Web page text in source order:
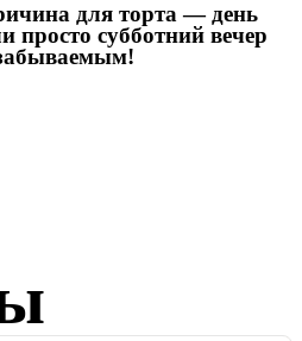
для торта — день
просто субботний вечер